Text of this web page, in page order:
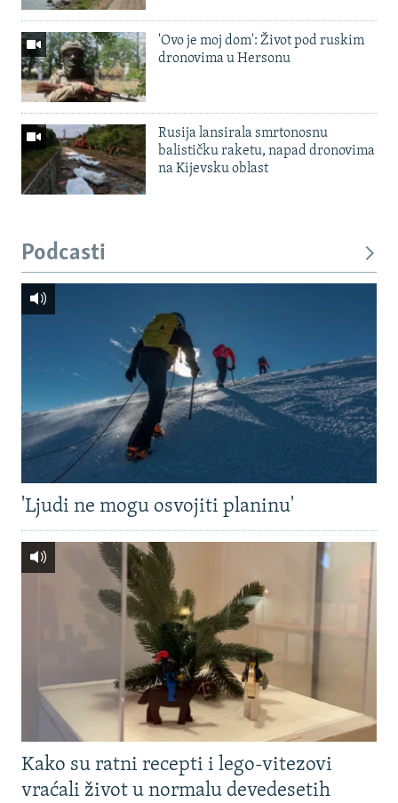
'Ovo je moj dom': Život pod ruskim
dronovima u Hersonu
Rusija lansirala smrtonosnu
balističku raketu, napad dronovima
na Kijevsku oblast
Podcasti
'Ljudi ne mogu osvojiti planinu'
Kako su ratni recepti i lego-vitezovi
vraćali život u normalu devedesetih